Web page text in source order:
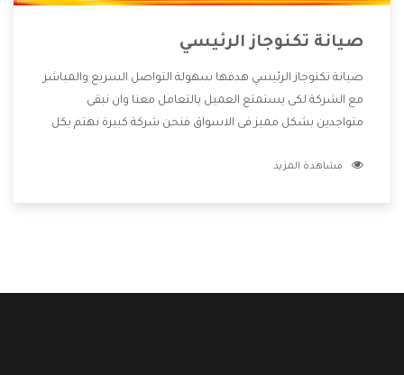
صيانة تكنوجاز الرئيسي
صيانة تكنوجاز الرئيسي هدفها سهولة التواصل السريع والمباشر
مع الشركة لكى يستمتع العميل بالتعامل معنا وان نبقى
متواجدين بشكل مميز فى الاسواق فنحن شركة كبيرة نهتم بكل
الشركة بها والتى تكون منها خدمة الصيانة التى تكون من أهم
مشاهدة المزيد